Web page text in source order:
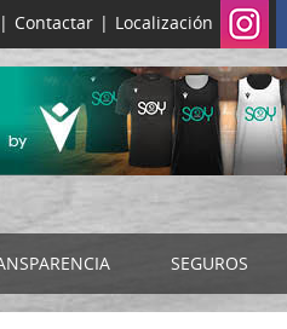
| Contactar | Localización
2024
SEGUROS
SEGURO